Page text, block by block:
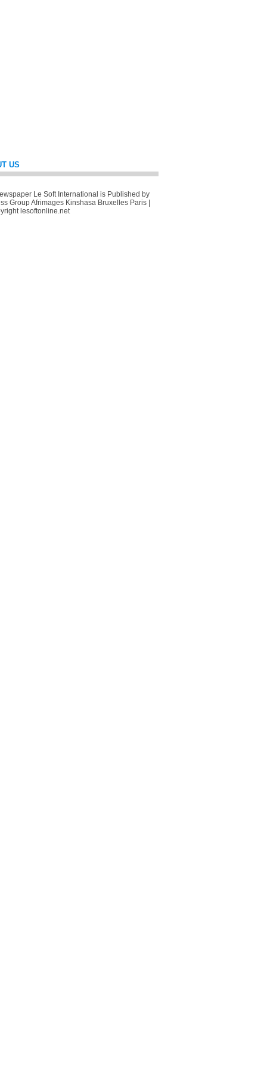
US
Le Soft International is Published by
Group Afrimages Kinshasa Bruxelles Paris |
lesoftonline.net